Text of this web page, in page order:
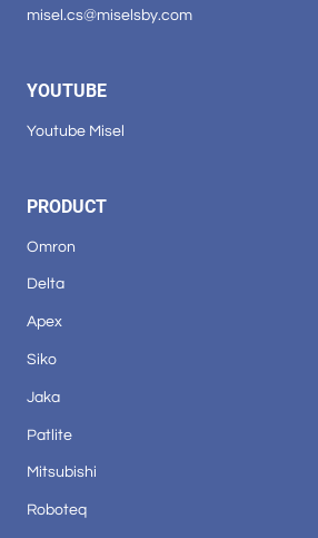
misel.cs@miselsby.com
YOUTUBE
Youtube Misel
PRODUCT
Omron
Delta
Apex
Siko
Jaka
Patlite
Mitsubishi
Roboteq